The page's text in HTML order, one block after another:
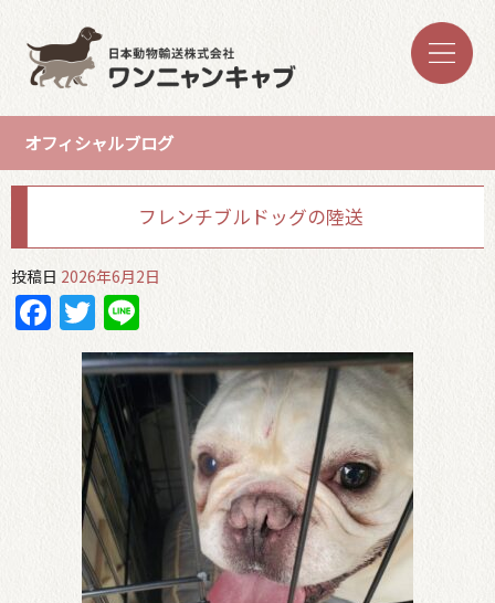
オフィシャルブログ
フレンチブルドッグの陸送
投稿日 2026年6月2日
Facebook
Twitter